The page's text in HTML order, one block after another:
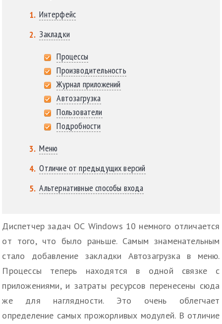
Интерфейс
Закладки
Процессы
Производительность
Журнал приложений
Автозагрузка
Пользователи
Подробности
Меню
Отличие от предыдущих версий
Альтернативные способы входа
Диспетчер задач ОС Windows 10 немного отличается
от того, что было раньше. Самым знаменательным
стало добавление закладки Автозагрузка в меню.
Процессы теперь находятся в одной связке с
приложениями, и затраты ресурсов перенесены сюда
же для наглядности. Это очень облегчает
определение самых прожорливых модулей. В отличие